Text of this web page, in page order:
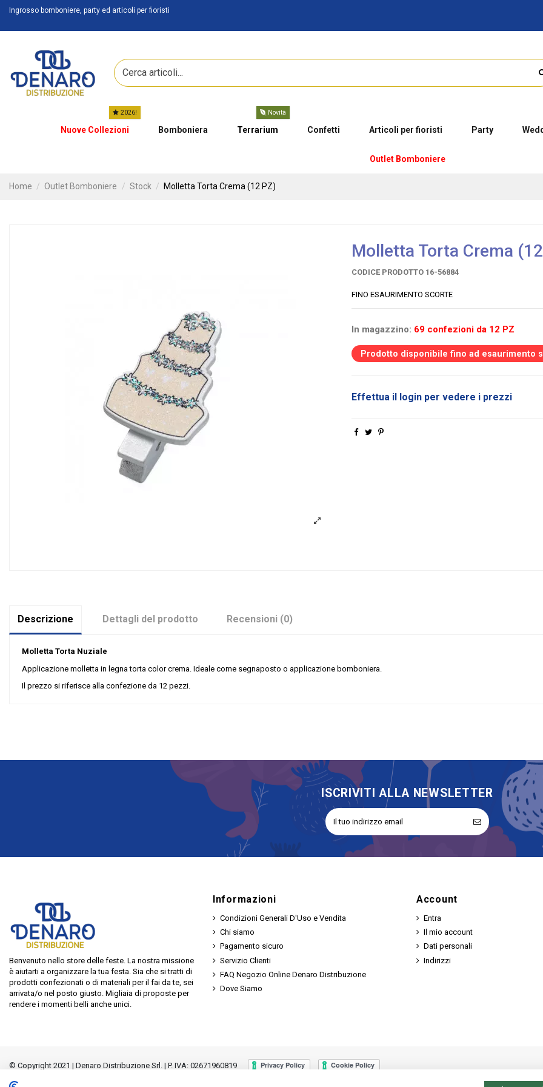
Ingrosso bomboniere, party ed articoli per fioristi
Nuove Collezioni
2026!
Bomboniera Terrarium
Novità
Confetti Articoli per fioristi Party
Outlet Bomboniere
Home Outlet Bomboniere Stock Molletta Torta Crema (12 PZ)
Molletta Torta Crema
CODICE PRODOTTO 16-56884
FINO ESAURIMENTO SCORTE
In magazzino: 69 confezioni da 12 PZ
Prodotto disponibile fino ad esaurimento
Effettua il login per vedere i prezzi
Descrizione Dettagli del prodotto Recensioni (0)
Molletta Torta Nuziale
Applicazione molletta in legna torta color crema. Ideale come segnaposto o applicazione bomboniera.
Il prezzo si riferisce alla confezione da 12 pezzi.
Riordinabile No
Accessori e Nastri
ISCRIVITI ALLA NEWSLETTER
Benvenuto nello store delle feste. La nostra missione
è aiutarti a organizzare la tua festa. Sia che si tratti di
prodotti confezionati o di materiali per il fai da te, sei
arrivata/o nel posto giusto. Migliaia di proposte per
rendere i momenti belli anche unici.
Informazioni
Condizioni Generali D'Uso e Vendita
Chi siamo
Pagamento sicuro
Servizio Clienti
FAQ Negozio Online Denaro Distribuzione
Dove Siamo
Account
Entra
Il mio account
Dati personali
Indirizzi
© Copyright 2021 | Denaro Distribuzione Srl. | P. IVA: 02671960819